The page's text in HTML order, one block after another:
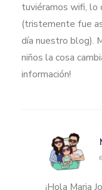
tuviéramos wifi, lo
(tristemente fue
día nuestro blog).
niños la cosa
información!
¡Hola Maria